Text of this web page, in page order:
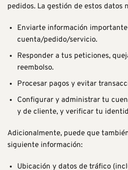
pedidos. La gestión de estos datos
Enviarte información
cuenta/pedido/servicio.
Responder a tus peticiones,
reembolso.
Procesar pagos y evitar
Configurar y administrar tu
y de cliente, y verificar tu
Adicionalmente, puede que
siguiente información:
Ubicación y datos de tráfico